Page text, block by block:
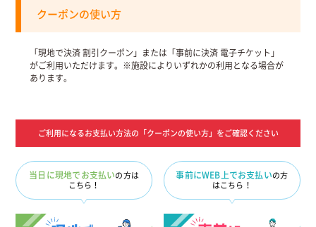
クーポンの使い方
「現地で決済 割引クーポン」または「事前に決済 電子チケット」
がご利用いただけます。※施設によりいずれかの利用となる場合が
あります。
ご利用になるお支払い方法の「クーポンの使い方」をご確認ください
当日に現地でお支払いの方は
こちら！
事前にWEB上でお支払いの方
はこちら！